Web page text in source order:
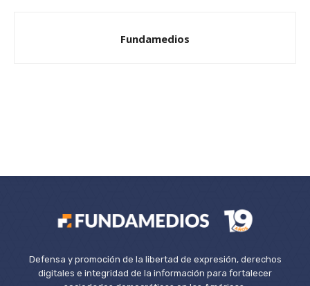
Fundamedios
Defensa y promoción de la libertad de expresión, derechos
digitales e integridad de la información para fortalecer